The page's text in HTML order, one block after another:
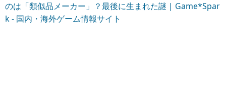
のは「類似品メーカー」？最後に生まれた謎 | Game*Spar
k - 国内・海外ゲーム情報サイト